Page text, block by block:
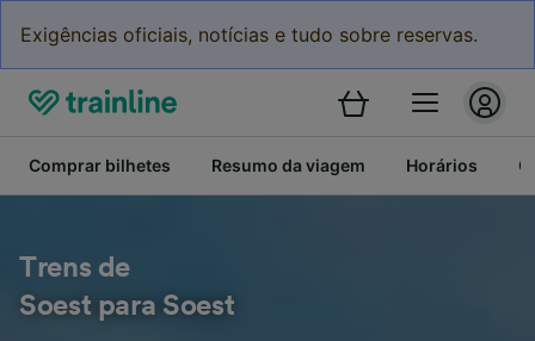
Exigências oficiais, notícias e tudo sobre reservas.
Comprar bilhetes Resumo da viagem Horários
Trens de
Soest para Soest